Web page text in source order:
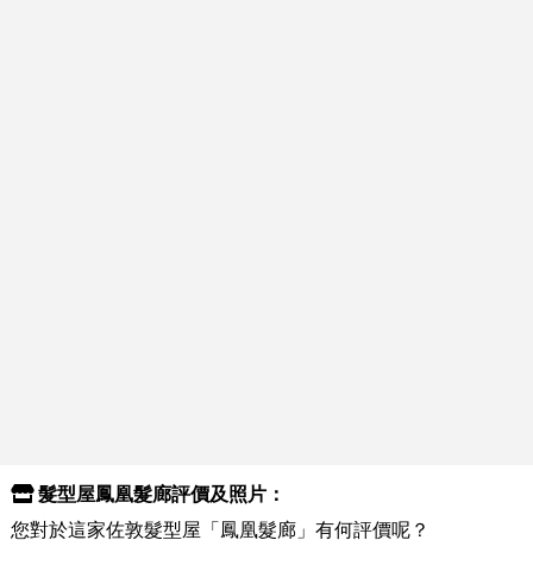
髮型屋鳳凰髮廊評價及照片：
您對於這家佐敦髮型屋「鳳凰髮廊」有何評價呢？